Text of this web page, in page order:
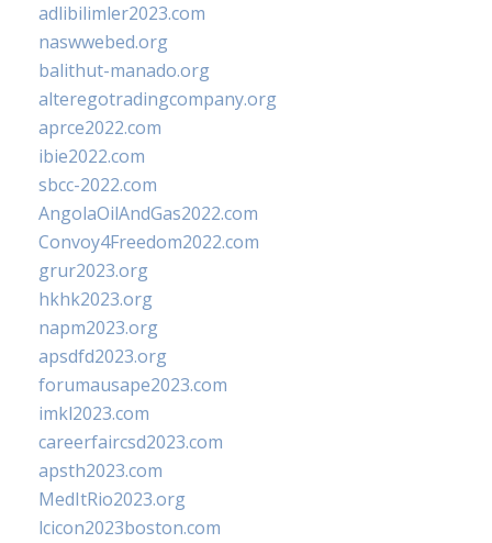
adlibilimler2023.com
naswwebed.org
balithut-manado.org
alteregotradingcompany.org
aprce2022.com
ibie2022.com
sbcc-2022.com
AngolaOilAndGas2022.com
Convoy4Freedom2022.com
grur2023.org
hkhk2023.org
napm2023.org
apsdfd2023.org
forumausape2023.com
imkl2023.com
careerfaircsd2023.com
apsth2023.com
MedItRio2023.org
lcicon2023boston.com